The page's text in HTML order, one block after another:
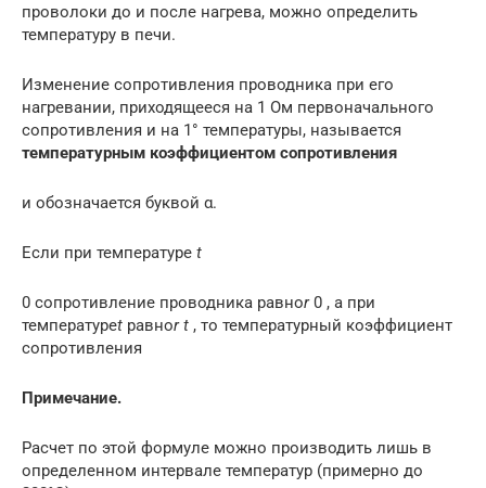
проволоки до и после нагрева, можно определить
температуру в печи.
Изменение сопротивления проводника при его
нагревании, приходящееся на 1 Ом первоначального
сопротивления и на 1° температуры, называется
температурным коэффициентом сопротивления
и обозначается буквой α.
Если при температуре t
0 сопротивление проводника равноr0 , а при
температуреt равноr t , то температурный коэффициент
сопротивления
Примечание.
Расчет по этой формуле можно производить лишь в
определенном интервале температур (примерно до